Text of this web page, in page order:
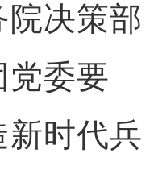
院决策部
党委要
时代兵